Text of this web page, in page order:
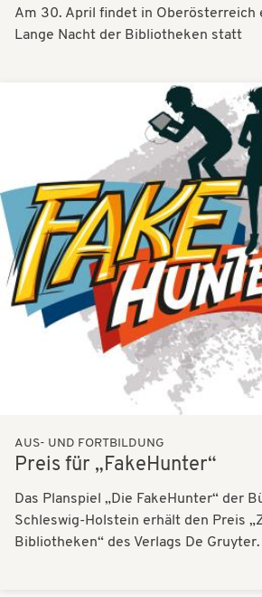
Am 30. April findet in Oberösterreich
Lange Nacht der Bibliotheken statt
AUS- UND FORTBILDUNG
Preis für „FakeHunter“
Das Planspiel „Die FakeHunter“ der
Schleswig-Holstein erhält den Preis
Bibliotheken“ des Verlags De Gruyter.